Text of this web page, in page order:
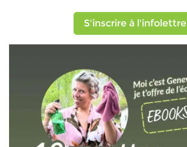
S'inscrire à l'infolettre